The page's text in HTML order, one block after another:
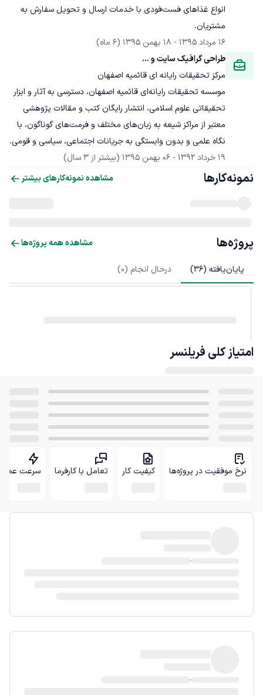
انواع غذاهای فست‌فودی با خدمات ارسال و تحویل سفارش به
مشتریان.
16 مرداد 1395
- 18 بهمن 1395
(6 ماه)
طراحی گرافیک سایت و ...
مرکز تحقیقات رایانه ای قائمیه اصفهان
موسسه تحقیقات رایانه‌ای قائمیه اصفهان، دسترسی به آثار و ابزار
تحقیقاتی علوم اسلامی، انتشار رایگان کتب و مقالات پژوهشی
معتبر از مراکز شیعه به زبان‌های مختلف و فرمت‌های گوناگون، با
نگاه علمی و بدون وابستگی به جریانات اجتماعی، سیاسی و قومی.
19 خرداد 1392
- 06 بهمن 1395 (بیشتر از 3 سال)
نمونه‌کارها مشاهده نمونه‌کارهای بیشتر
پروژه‌ها مشاهده همه پروژه‌ها
پایان‌یافته (36
) درحال انجام (0
)
امتیاز کلی فریلنسر
نرخ موفقیت در پروژه‌ها کیفیت کار تعامل با کارفرما سرعت عمل